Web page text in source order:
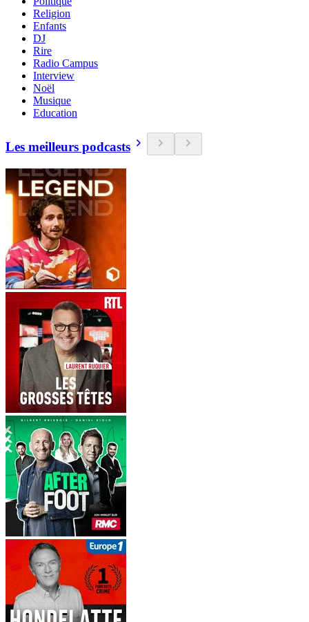
Religion
Enfants
DJ
Rire
Radio Campus
Interview
Noël
Musique
Education
Les meilleurs podcasts